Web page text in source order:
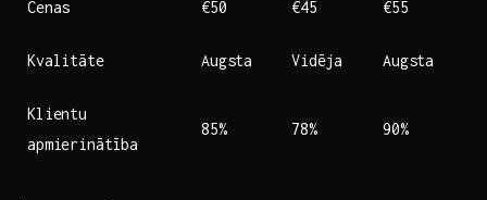
Cenas €50 €45 €55
Kvalitāte Augsta Vidēja Augsta
Klientu
apmierinātība
85% 78% 90%